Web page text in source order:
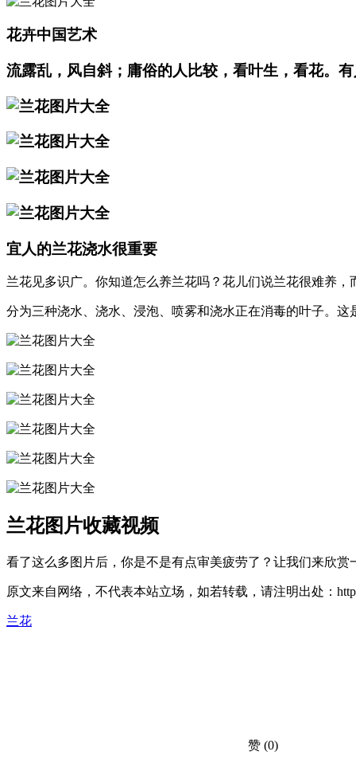
花卉中国艺术
流露乱，风自斜；庸俗的人比较，看叶生，看花。
宜人的兰花浇水很重要
兰花见多识广。你知道怎么养兰花吗？花儿们说兰花很难养
分为三种浇水、浇水、浸泡、喷雾和浇水正在消毒的叶子。
兰花图片收藏视频
看了这么多图片后，你是不是有点审美疲劳了？让我们来欣
原文来自网络，不代表本站立场，如若转载，请注明出处：
兰花
赞 (0)